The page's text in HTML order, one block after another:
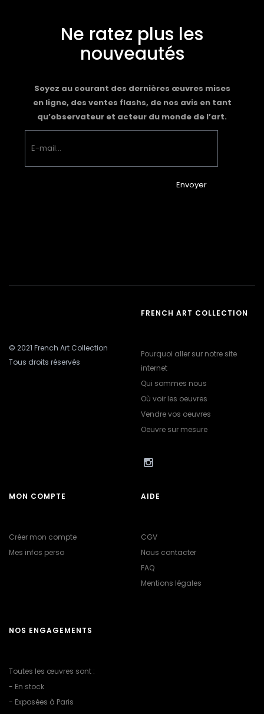
Ne ratez plus les
nouveautés
Soyez au courant des dernières œuvres mises
en ligne, des ventes flashs, de nos avis en tant
qu’observateur et acteur du monde de l’art.
Envoyer
© 2021 French Art Collection
Tous droits réservés
FRENCH ART COLLECTION
Pourquoi aller sur notre site
internet
Qui sommes nous
Où voir les oeuvres
Vendre vos oeuvres
Oeuvre sur mesure
MON COMPTE
Créer mon compte
Mes infos perso
AIDE
CGV
Nous contacter
FAQ
Mentions légales
NOS ENGAGEMENTS
Toutes les œuvres sont :
- En stock
- Exposées à Paris